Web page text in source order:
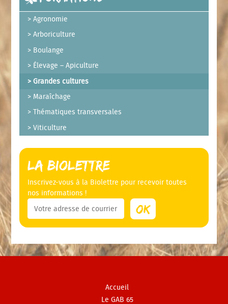
Agronomie
Arboriculture
Boulange
Élevage – Apiculture
Grandes cultures
Maraîchage
Thématiques transversales
Viticulture
La Biolettre
Inscrivez-vous à la Biolettre pour recevoir toutes
nos informations !
Accueil
Le GAB 65